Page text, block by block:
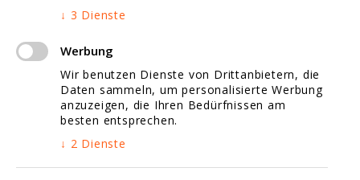
Website Fotografie
Jobs
Google Map Marketing
Video Marketing
↓ 3 Dienste
Werbung
Wir benutzen Dienste von Drittanbietern, die
Daten sammeln, um personalisierte Werbung
anzuzeigen, die Ihren Bedürfnissen am
besten entsprechen.
↓ 2 Dienste